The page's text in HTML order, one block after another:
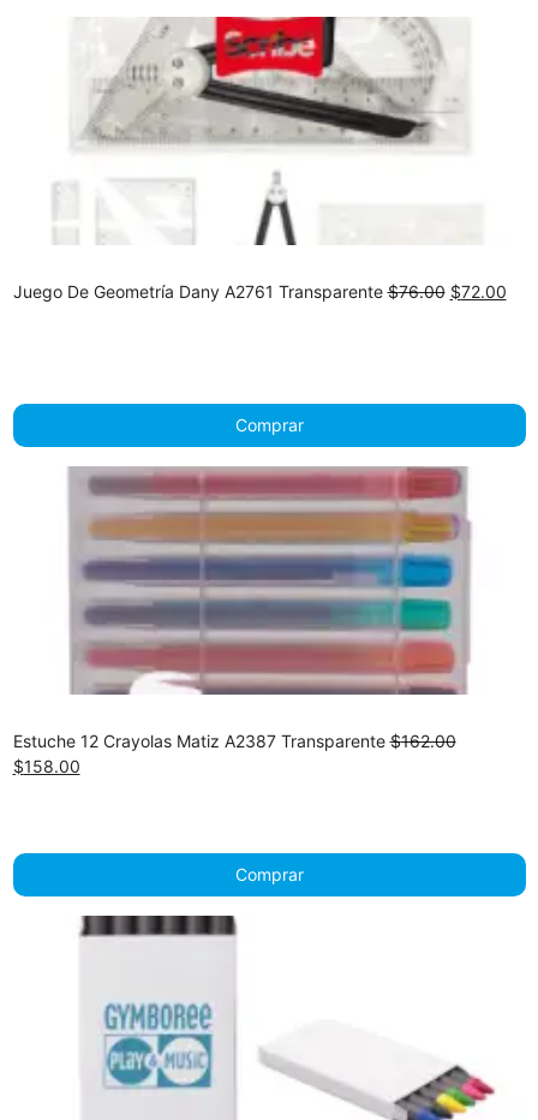
Juego De Geometría Dany A2761 Transparente$76.00 Original
$72.00
Comprar
Estuche 12 Crayolas Matiz A2387 Transparente$162.00
Original
$158.00Current
Comprar